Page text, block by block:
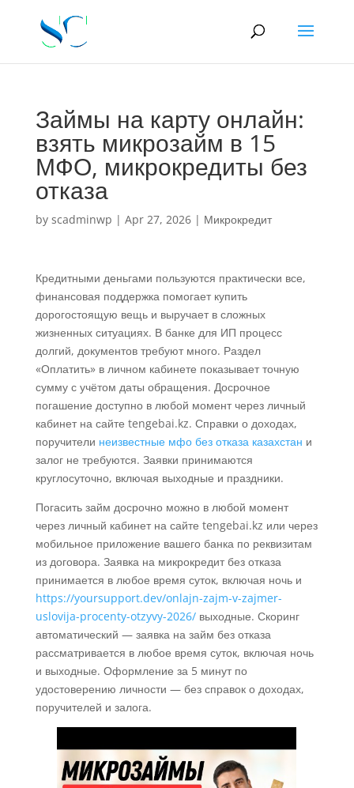
Займы на карту онлайн:
взять микрозайм в 15
МФО, микрокредиты без
отказа
by scadminwp | Apr 27, 2026| Микрокредит
Кредитными деньгами пользуются практически все,
финансовая поддержка помогает купить
дорогостоящую вещь и выручает в сложных
жизненных ситуациях. В банке для ИП процесс
долгий, документов требуют много. Раздел
«Оплатить» в личном кабинете показывает точную
сумму с учётом даты обращения. Досрочное
погашение доступно в любой момент через личный
кабинет на сайте tengebai.kz. Справки о доходах,
поручители неизвестные мфо без отказа казахстан и
залог не требуются. Заявки принимаются
круглосуточно, включая выходные и праздники.
Погасить займ досрочно можно в любой момент
через личный кабинет на сайте tengebai.kz или через
мобильное приложение вашего банка по реквизитам
из договора. Заявка на микрокредит без отказа
принимается в любое время суток, включая ночь и
https://yoursupport.dev/onlajn-zajm-v-zajmer-
uslovija-procenty-otzyvy-2026/выходные. Скоринг
автоматический — заявка на займ без отказа
рассматривается в любое время суток, включая ночь
и выходные. Оформление за 5 минут по
удостоверению личности — без справок о доходах,
поручителей и залога.